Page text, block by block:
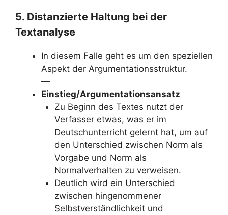
5. Distanzierte Haltung bei der
Textanalyse
In diesem Falle geht es um den speziellen
Aspekt der Argumentationsstruktur.
—
Einstieg/Argumentationsansatz
Zu Beginn des Textes nutzt der
Verfasser etwas, was er im
Deutschunterricht gelernt hat, um auf
den Unterschied zwischen Norm als
Vorgabe und Norm als
Normalverhalten zu verweisen.
Deutlich wird ein Unterschied
zwischen hingenommener
Selbstverständlichkeit und